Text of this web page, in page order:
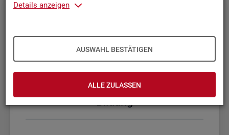
Details anzeigen
AUSWAHL BESTÄTIGEN
ALLE ZULASSEN
Bil­dung